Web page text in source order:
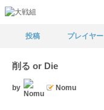
投稿 プレイヤー
削る or Die
by Nomu